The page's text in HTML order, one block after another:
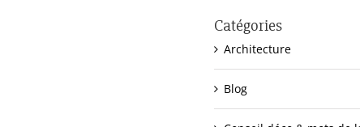
Catégories
Architecture
Blog